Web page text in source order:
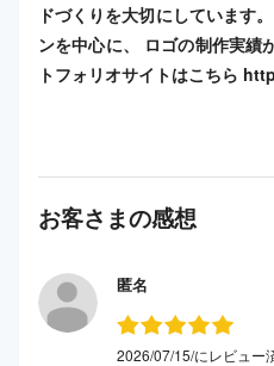
ドづくりを大切にしています
ンを中心に、 ロゴの制作実績
トフォリオサイトはこちら
お客さまの感想
匿名
2026/07/15/にレビュー